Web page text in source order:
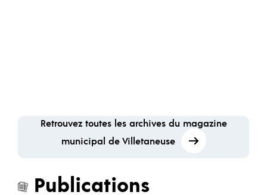
Retrouvez toutes les archives du magazine
municipal de Villetaneuse
Publications